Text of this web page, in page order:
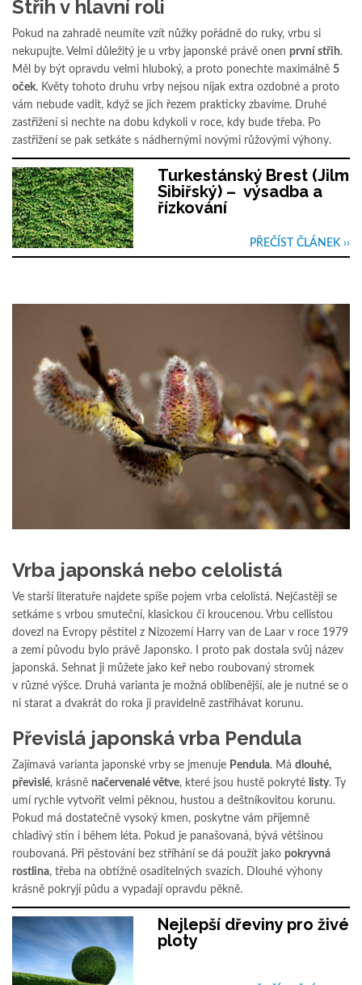
Střih v hlavní roli
Pokud na zahradě neumíte vzít nůžky pořádně do ruky, vrbu si
nekupujte. Velmi důležitý je u vrby japonské právě onen první střih.
Měl by být opravdu velmi hluboký, a proto ponechte maximálně 5
oček. Květy tohoto druhu vrby nejsou nijak extra ozdobné a proto
vám nebude vadit, když se jich řezem prakticky zbavíme. Druhé
zastřižení si nechte na dobu kdykoli v roce, kdy bude třeba. Po
zastřižení se pak setkáte s nádhernými novými růžovými výhony.
Turkestánský Brest (Jilm
Sibiřský) – výsadba a
řízkování
PŘEČÍST ČLÁNEK ››
Vrba japonská nebo celolistá
Ve starší literatuře najdete spíše pojem vrba celolistá. Nejčastěji se
setkáme s vrbou smuteční, klasickou či kroucenou. Vrbu cellistou
dovezl na Evropy pěstitel z Nizozemí Harry van de Laar v roce 1979
a zemí původu bylo právě Japonsko. I proto pak dostala svůj název
japonská. Sehnat ji můžete jako keř nebo roubovaný stromek
v různé výšce. Druhá varianta je možná oblíbenější, ale je nutné se o
ni starat a dvakrát do roka ji pravidelně zastřihávat korunu.
Převislá japonská vrba Pendula
Zajímavá varianta japonské vrby se jmenuje Pendula. Má dlouhé,
převislé, krásně načervenalé větve, které jsou hustě pokryté listy. Ty
umí rychle vytvořit velmi pěknou, hustou a deštníkovitou korunu.
Pokud má dostatečně vysoký kmen, poskytne vám příjemně
chladivý stín i během léta. Pokud je panašovaná, bývá většinou
roubovaná. Při pěstování bez stříhání se dá použít jako pokryvná
rostlina, třeba na obtížně osaditelných svazích. Dlouhé výhony
krásně pokryjí půdu a vypadají opravdu pěkně.
Nejlepší dřeviny pro živé
ploty